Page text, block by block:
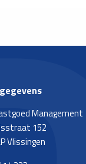
Management
152
Vlissingen